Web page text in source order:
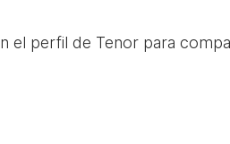
el perfil de Tenor para